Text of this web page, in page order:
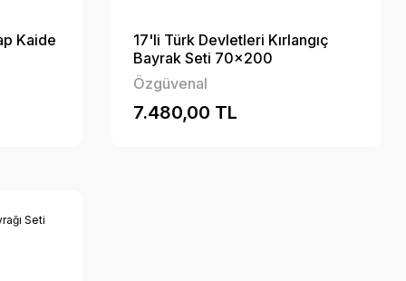
Kaide
17'li Türk Devletleri Kırlangıç
Bayrak Seti 70x200
Özgüvenal
7.480,00 TL